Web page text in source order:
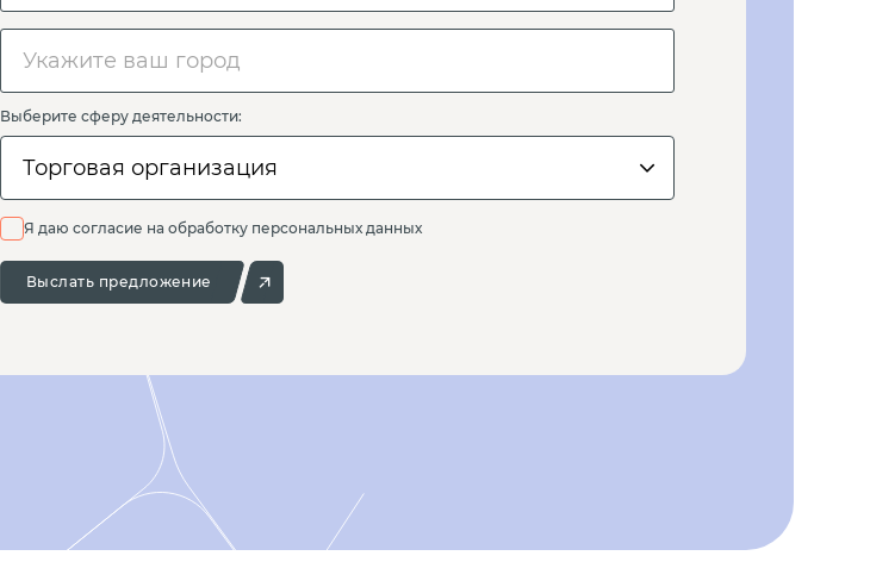
Выберите сферу деятельности:
Торговая организация
Я даю согласие на обработку персональных данных
Выслать предложение